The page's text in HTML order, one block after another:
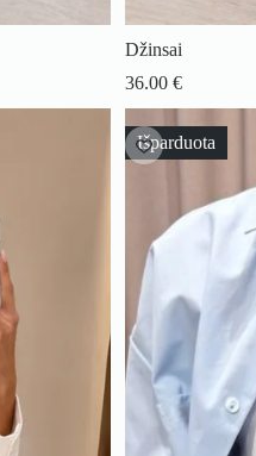
Džinsai
36.00€
Išparduota